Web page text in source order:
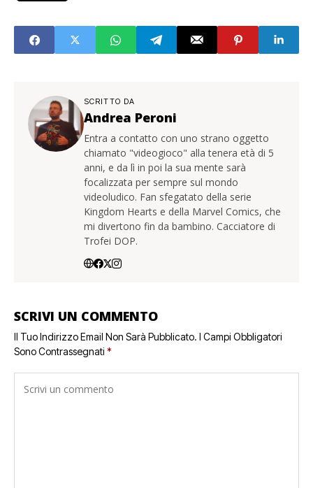
SCRITTO DA
Andrea Peroni
Entra a contatto con uno strano oggetto
chiamato "videogioco" alla tenera età di 5
anni, e da lì in poi la sua mente sarà
focalizzata per sempre sul mondo
videoludico. Fan sfegatato della serie
Kingdom Hearts e della Marvel Comics, che
mi divertono fin da bambino. Cacciatore di
Trofei DOP.
SCRIVI UN COMMENTO
Il Tuo Indirizzo Email Non Sarà Pubblicato. I Campi Obbligatori
Sono Contrassegnati *